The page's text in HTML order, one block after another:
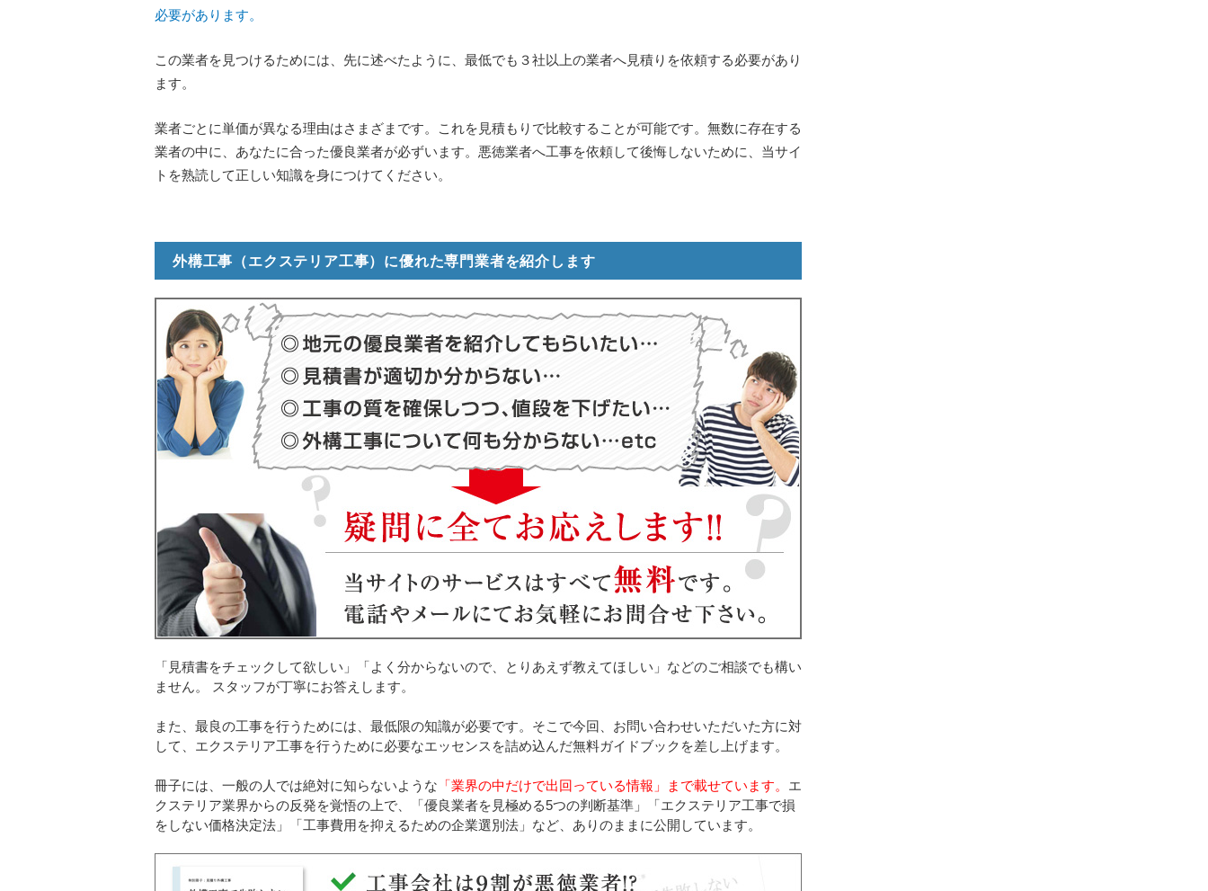
必要があります。
この業者を見つけるためには、先に述べたように、最低でも３社以上の業者へ見積りを依頼する必要があり
ます。
業者ごとに単価が異なる理由はさまざまです。これを見積もりで比較することが可能です。無数に存在する
業者の中に、あなたに合った優良業者が必ずいます。悪徳業者へ工事を依頼して後悔しないために、当サイ
トを熟読して正しい知識を身につけてください。
外構工事（エクステリア工事）に優れた専門業者を紹介します
「見積書をチェックして欲しい」「よく分からないので、とりあえず教えてほしい」などのご相談でも構い
ません。 スタッフが丁寧にお答えします。
また、最良の工事を行うためには、最低限の知識が必要です。そこで今回、お問い合わせいただいた方に対
して、エクステリア工事を行うために必要なエッセンスを詰め込んだ無料ガイドブックを差し上げます。
冊子には、一般の人では絶対に知らないような 「業界の中だけで出回っている情報」まで載せています。 エ
クステリア業界からの反発を覚悟の上で、「優良業者を見極める5つの判断基準」「エクステリア工事で損
をしない価格決定法」「工事費用を抑えるための企業選別法」など、ありのままに公開しています。